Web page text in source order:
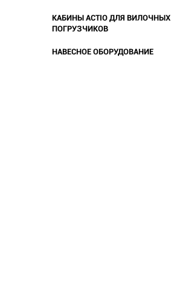
КАБИНЫ ACTIO ДЛЯ ВИЛОЧНЫХ
ПОГРУЗЧИКОВ
НАВЕСНОЕ ОБОРУДОВАНИЕ